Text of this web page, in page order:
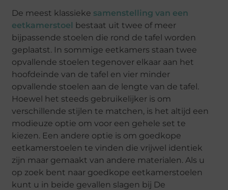
De meest klassieke samenstelling van een
eetkamerstoel bestaat uit twee of meer
bijpassende stoelen die rond de tafel worden
geplaatst. In sommige eetkamers staan twee
opvallende stoelen tegenover elkaar aan het
hoofdeinde van de tafel en vier minder
opvallende stoelen aan de lengte van de tafel.
Hoewel het steeds gebruikelijker is om
verschillende stijlen te matchen, is het altijd een
modieuze optie om voor een gehele set te
kiezen. Een andere optie is om goedkope
eetkamerstoelen te vinden die vrijwel identiek
zijn maar gemaakt van andere materialen. Als u
op zoek bent naar goedkope eetkamerstoelen
kunt u in beide gevallen slagen bij De